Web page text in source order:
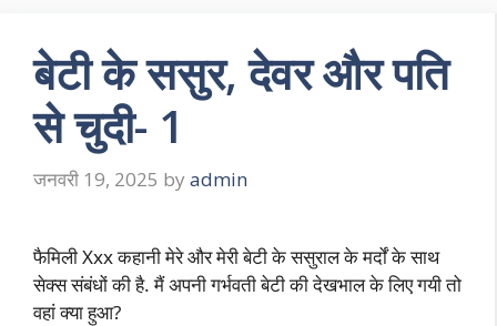
बेटी के ससुर, देवर और पति
से चुदी- 1
जनवरी 19, 2025 by admin
फैमिली Xxx कहानी मेरे और मेरी बेटी के ससुराल के मर्दों के साथ
सेक्स संबंधों की है. मैं अपनी गर्भवती बेटी की देखभाल के लिए गयी तो
वहां क्या हुआ?